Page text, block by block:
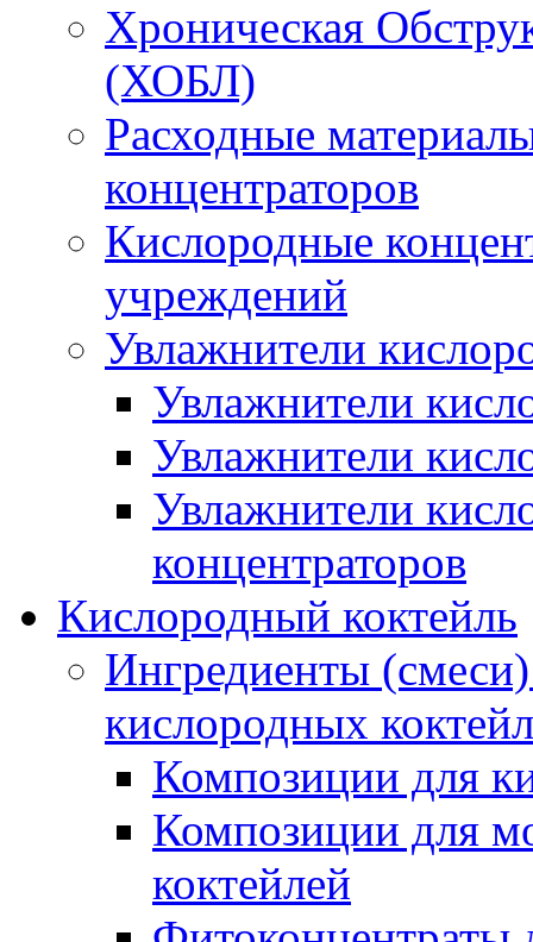
Хроническая
(ХОБЛ)
Расходные
концентраторов
Кислородные
учреждений
Увлажнители
Увлажнители
Увлажнители
Увлажнители
концентраторов
Кислородный коктейль
Ингредиенты
кислородных
Композиции для
Композиции для
коктейлей